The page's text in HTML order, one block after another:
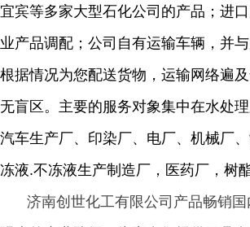
宜宾等多家大型石化公司的产品；进
业产品调配；公司自有运输车辆，并
根据情况为您配送货物，运输网络遍
无盲区。主要的服务对象集中在水处理
汽车生产厂、印染厂、电厂、机械厂
冻液.不冻液生产制造厂，医药厂，树酯
济南创世化工有限公司产品畅销